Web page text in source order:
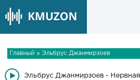
Главный » Эльбрус Джанмирзоев
Эльбрус Джанмирзоев - Нервная